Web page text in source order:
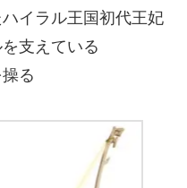
イラル王国初代王妃
支えている
る